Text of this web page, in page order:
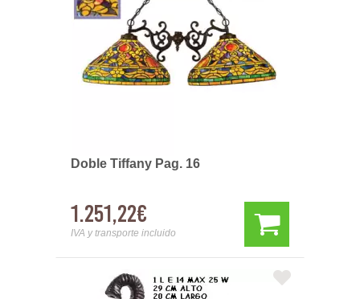
Doble Tiffany Pag. 16
1.251,22€
IVA y transporte incluido